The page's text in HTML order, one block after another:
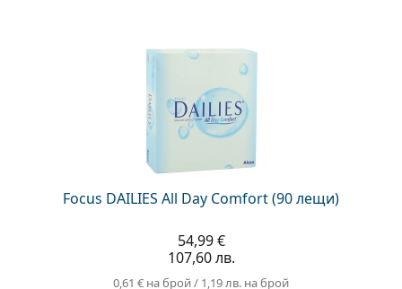
Focus DAILIES All Day Comfort (90 лещи)
54,99 €
107,60 лв.
0,61 € на брой/ 1,19 лв. на брой